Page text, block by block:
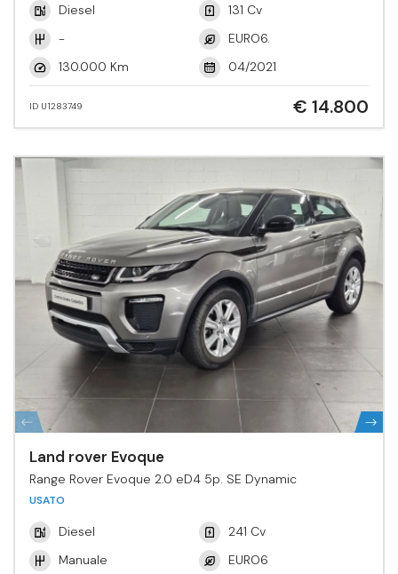
Diesel
131 Cv
-
EURO6.
130.000 Km
04/2021
ID U1283749 € 14.800
Land rover Evoque
Range Rover Evoque 2.0 eD4 5p. SE Dynamic
USATO
Diesel
241 Cv
Manuale
EURO6